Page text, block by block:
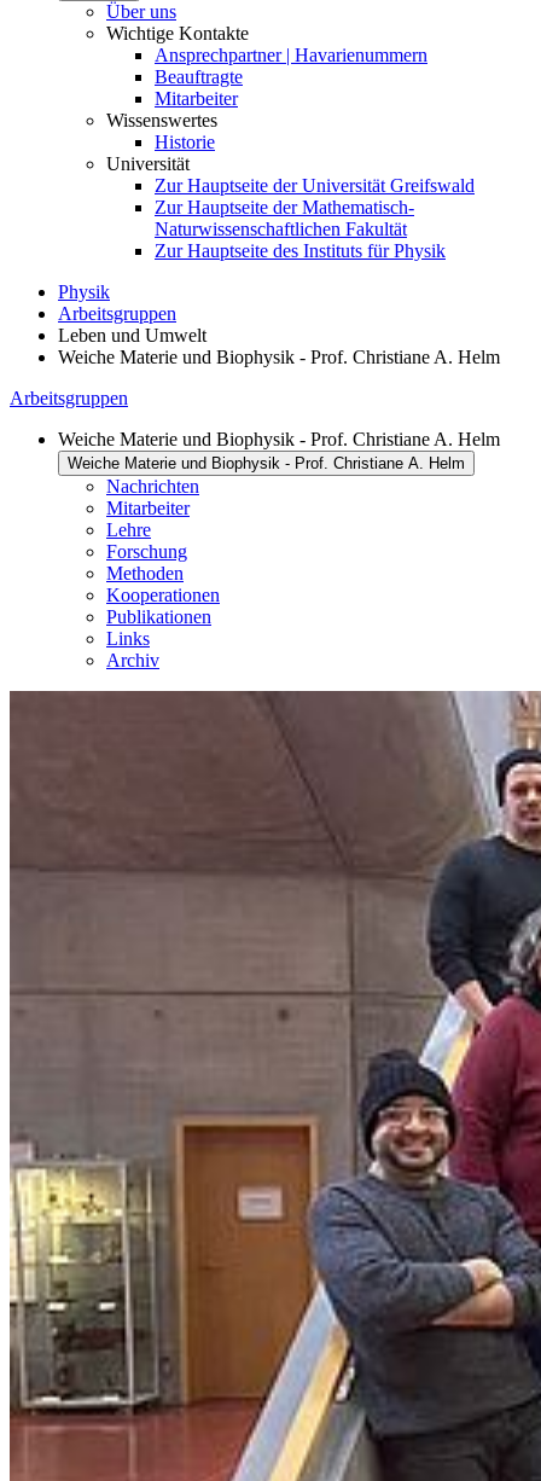
Über uns
Wichtige Kontakte
Ansprechpartner | Havarienummern
Beauftragte
Mitarbeiter
Wissenswertes
Historie
Universität
Zur Hauptseite der Universität Greifswald
Zur Hauptseite der Mathematisch-
Naturwissenschaftlichen Fakultät
Zur Hauptseite des Instituts für Physik
Physik
Arbeitsgruppen
Leben und Umwelt
Weiche Materie und Biophysik - Prof. Christiane A. Helm
Arbeitsgruppen
Weiche Materie und Biophysik - Prof. Christiane A. Helm
Weiche Materie und Biophysik - Prof. Christiane A. Helm
Nachrichten
Mitarbeiter
Lehre
Forschung
Methoden
Kooperationen
Publikationen
Links
Archiv